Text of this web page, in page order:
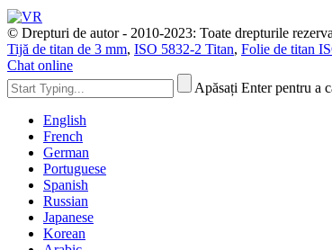
© Drepturi de autor - 2010-2023: Toate drepturile
Tijă de titan de 3 mm, ISO 5832-2 Titan, Folie de titan
Chat online
Apăsați Enter pentru a
English
French
German
Portuguese
Spanish
Russian
Japanese
Korean